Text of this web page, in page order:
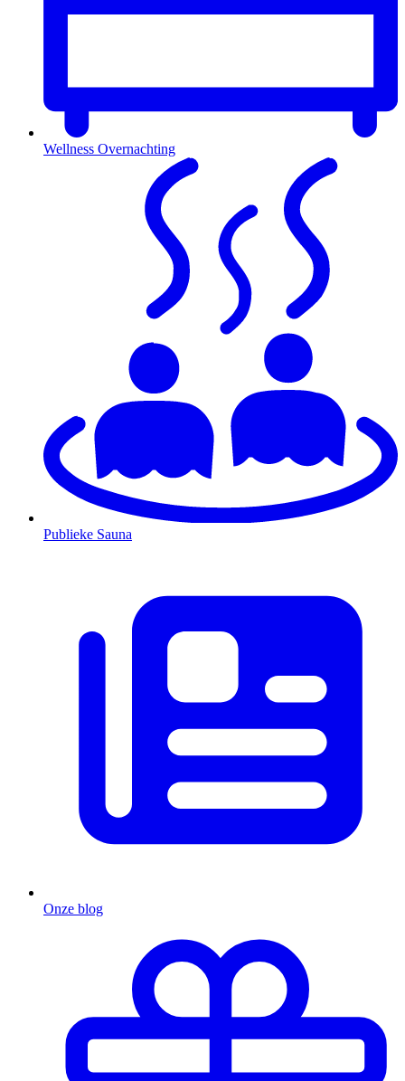
Wellness Overnachting
Publieke Sauna
Onze blog